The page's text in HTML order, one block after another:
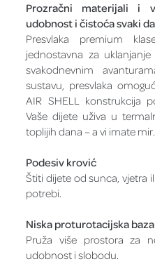
Prozračni materijali i
udobnost i čistoća svaki
Presvlaka premium
jednostavna za
svakodnevnim
sustavu, presvlaka
AIR SHELL konstrukcija
Vaše dijete uživa u
toplijih dana – a vi imate mir.
Podesiv krović
Štiti dijete od sunca, vjetra
potrebi.
Niska proturotacijska baza
Pruža više prostora za
udobnost i slobodu.